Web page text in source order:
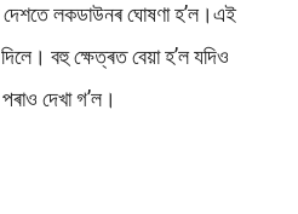
লকডাউনৰ ঘোষণা হ’ল।এই
বহু ক্ষেত্ৰত বেয়া হ’ল যদিও
দেখা গ’ল।